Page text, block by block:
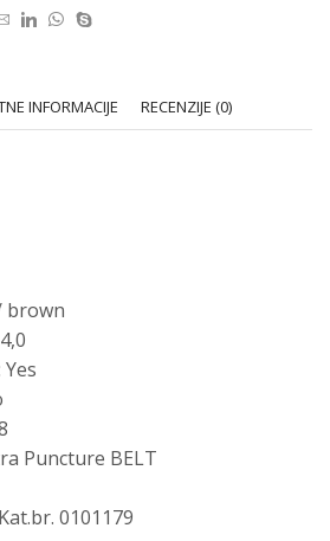
INFORMACIJE RECENZIJE (0)
brown
Puncture BELT
0101179